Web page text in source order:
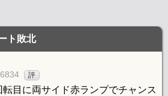
ト敗北
評
目に両サイド赤ランプでチャンス